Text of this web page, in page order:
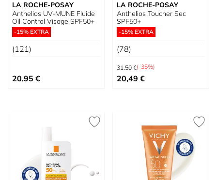
LA ROCHE-POSAY
Anthelios UV-MUNE Fluide
Oil Control Visage SPF50+
-15% EXTRA
(121)
20,95 €
LA ROCHE-POSAY
Anthelios Toucher Sec
SPF50+
-15% EXTRA
(78)
Prix normal
31,50 €(-35%)
Prix spécial
20,49 €